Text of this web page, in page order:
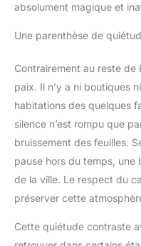
absolument magique et
Une parenthèse de
Contrairement au reste
paix. Il n’y a ni boutiques
habitations des quelques
silence n’est rompu que
bruissement des feuilles.
pause hors du temps, une
de la ville. Le respect du
préserver cette
Cette quiétude contraste